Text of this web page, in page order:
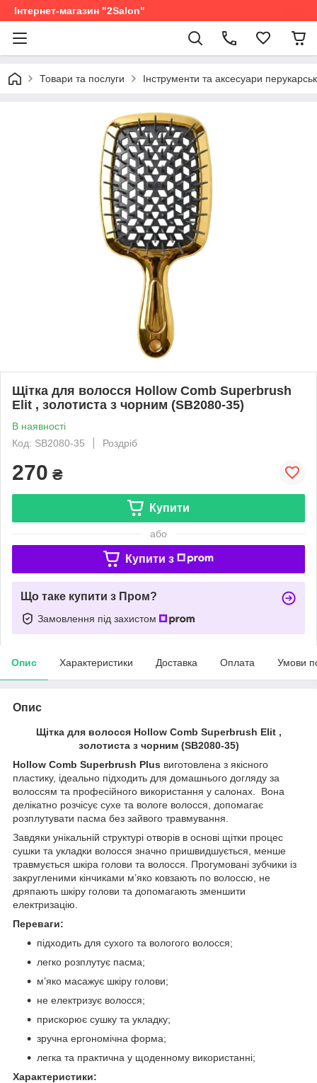
Інтернет-магазин "2Salon"
Товари та послуги Інструменти та аксесуари
Щітка для волосся Hollow Comb Superbrush
Elit , золотиста з чорним (SB2080-35)
В наявності
Код: SB2080-35
Роздріб
270 ₴
Купити
або
Купити з
Що таке купити з Пром?
Замовлення під захистом
Опис Характеристики Доставка Оплата Умови
Опис
Щітка для волосся Hollow Comb Superbrush Elit ,
золотиста з чорним (SB2080-35)
Hollow Comb Superbrush Plus виготовлена з якісного
пластику, ідеально підходить для домашнього догляду за
волоссям та професійного використання у салонах. Вона
делікатно розчісує сухе та вологе волосся, допомагає
розплутувати пасма без зайвого травмування.
Завдяки унікальній структурі отворів в основі щітки процес
сушки та укладки волосся значно пришвидшується, менше
травмується шкіра голови та волосся. Прогумовані зубчики із
закругленими кінчиками м’яко ковзають по волоссю, не
дряпають шкіру голови та допомагають зменшити
електризацію.
Переваги:
підходить для сухого та вологого волосся;
легко розплутує пасма;
м’яко масажує шкіру голови;
не електризує волосся;
прискорює сушку та укладку;
зручна ергономічна форма;
легка та практична у щоденному використанні;
Характеристики: